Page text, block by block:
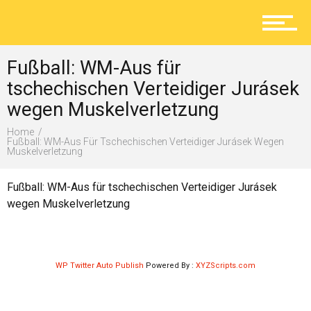
Lokal
Ratgeber
Service
Fußball: WM-Aus für
tschechischen Verteidiger Jurásek
wegen Muskelverletzung
Home
Fußball: WM-Aus Für Tschechischen Verteidiger Jurásek Wegen
Muskelverletzung
Fußball: WM-Aus für tschechischen Verteidiger Jurásek
wegen Muskelverletzung
WP Twitter Auto Publish Powered By : XYZScripts.com